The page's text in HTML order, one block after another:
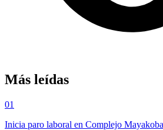
Más leídas
01
Inicia paro laboral en Complejo